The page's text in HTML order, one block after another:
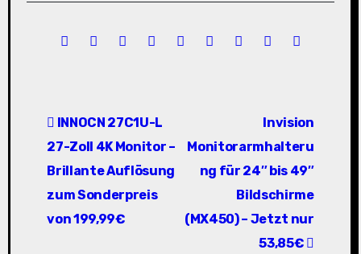
INNOCN 27C1U-L
27-Zoll 4K Monitor –
Brillante Auflösung
zum Sonderpreis
von 199,99€
Invision
Monitorarmhalteru
ng für 24″ bis 49″
Bildschirme
(MX450) – Jetzt nur
53,85€